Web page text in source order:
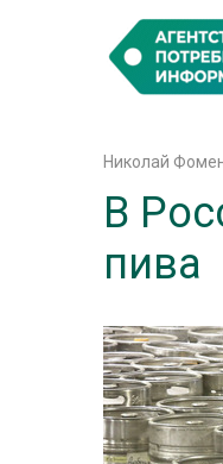
Николай
В
пива